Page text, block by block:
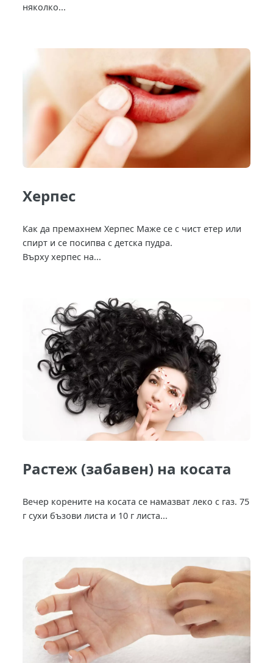
няколко...
Херпес
Как да премахнем Херпес Маже се с чист етер или
спирт и се посипва с детска пудра.
Върху херпес на...
Растеж (забавен) на косата
Вечер корените на косата се намазват леко с газ. 75
г сухи бъзови листа и 10 г листа...